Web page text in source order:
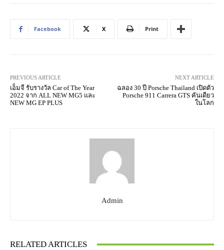
Facebook X Print
PREVIOUS ARTICLE
เอ็มจี รับรางวัล Car of The Year
2022 จาก ALL NEW MG5 และ
NEW MG EP PLUS
NEXT ARTICLE
ฉลอง 30 ปี Porsche Thailand เปิดตัว
Porsche 911 Carrera GTS คันเดียว
ในโลก
Admin
RELATED ARTICLES